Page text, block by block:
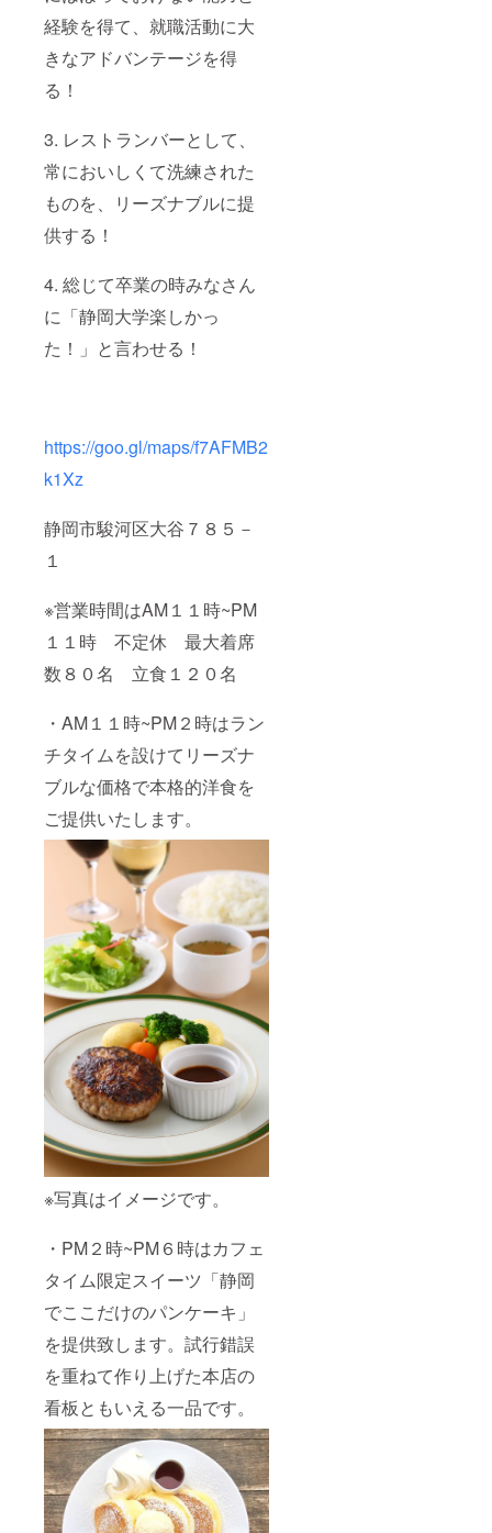
経験を得て、就職活動に大
きなアドバンテージを得
る！
3. レストランバーとして、
常においしくて洗練された
ものを、リーズナブルに提
供する！
4. 総じて卒業の時みなさん
に「静岡大学楽しかっ
た！」と言わせる！
https://goo.gl/maps/f7AFMB2
k1Xz
静岡市駿河区大谷７８５－
１
※営業時間はAM１１時~PM
１１時 不定休 最大着席
数８０名 立食１２０名
・AM１１時~PM２時はラン
チタイムを設けてリーズナ
ブルな価格で本格的洋食を
ご提供いたします。
※写真はイメージです。
・PM２時~PM６時はカフェ
タイム限定スイーツ「静岡
でここだけのパンケーキ」
を提供致します。試行錯誤
を重ねて作り上げた本店の
看板ともいえる一品です。